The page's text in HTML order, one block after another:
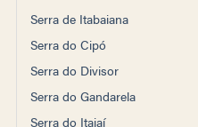
Serra de Itabaiana
Serra do Cipó
Serra do Divisor
Serra do Gandarela
Serra do Itajaí